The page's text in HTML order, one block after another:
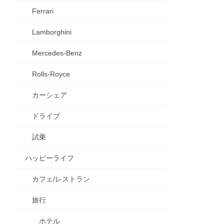
Ferrari
Lamborghini
Mercedes-Benz
Rolls-Royce
カーシェア
ドライブ
試乗
ハッピーライフ
カフェ/レストラン
旅行
ホテル